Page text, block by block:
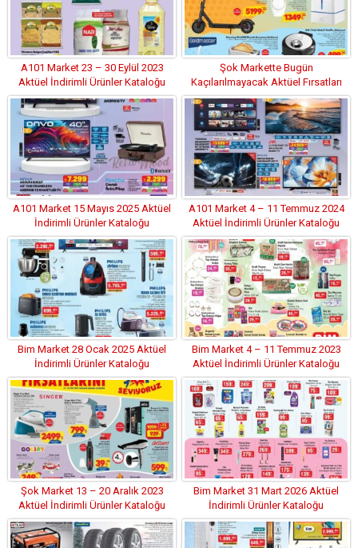
A101 Market 23 – 30 Eylül 2023
Aktüel İndirimli Ürünler Kataloğu
Şok Markette Bugün
Kaçılarılmayacak Aktüel Fırsatları
12.03.2022
A101 Market 15 Mayıs 2025 Aktüel
İndirimli Ürünler Kataloğu
A101 Market 4 – 11 Temmuz 2024
Aktüel İndirimli Ürünler Kataloğu
Bim Market 28 Ocak 2025 Aktüel
İndirimli Ürünler Kataloğu
Bim Market 4 – 11 Temmuz 2023
Aktüel İndirimli Ürünler Kataloğu
Şok Market 13 – 20 Aralık 2023
Aktüel İndirimli Ürünler Kataloğu
Bim Market 31 Mart 2026 Aktüel
İndirimli Ürünler Kataloğu